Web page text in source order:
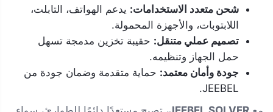
شحن متعدد الاستخدامات: يدعم الهواتف، التابلت،
اللابتوبات، والأجهزة المحمولة.
تصميم عملي متنقل: حقيبة تخزين مدمجة تسهل
حمل الجهاز وتنظيمه.
جودة وأمان معتمد: حماية متقدمة وضمان جودة من
JEEBEL.